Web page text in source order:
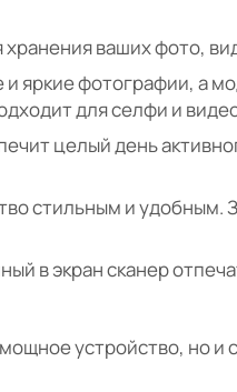
ваших фото,
яркие фотографии, а
для селфи и
целый день
стильным и удобным.
в экран сканер
устройство, но и